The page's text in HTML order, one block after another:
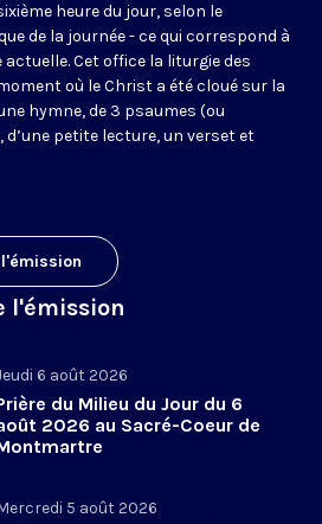
heure du jour, selon le
de la journée - ce qui correspond à
Cet office la liturgie des
où le Christ a été cloué sur la
hymne, de 3 psaumes (ou
d’une petite lecture, un verset et
l'émission
6 août 2026
du Milieu du Jour du 6
2026 au Sacré-Coeur de
5 août 2026